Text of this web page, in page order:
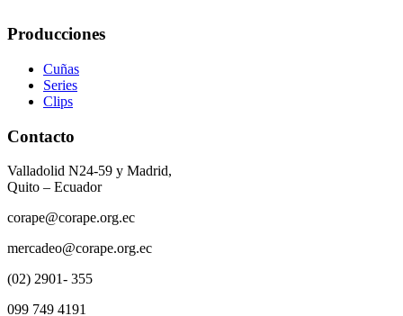
Producciones
Cuñas
Series
Clips
Contacto
Valladolid N24-59 y Madrid,
Quito – Ecuador
corape@corape.org.ec
mercadeo@corape.org.ec
(02) 2901- 355
099 749 4191